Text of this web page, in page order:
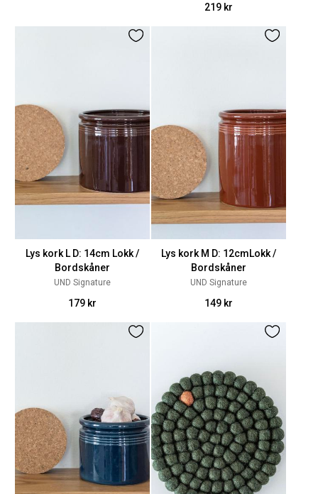
219 kr
Lys kork L D: 14cm Lokk /
Bordskåner
UND Signature
179 kr
Lys kork M D: 12cmLokk /
Bordskåner
UND Signature
149 kr